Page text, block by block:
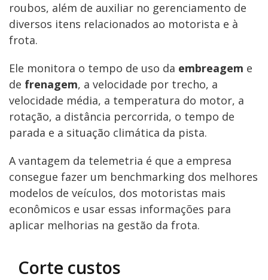
roubos, além de auxiliar no gerenciamento de
diversos itens relacionados ao motorista e à
frota.
Ele monitora o tempo de uso da embreagem e
de frenagem, a velocidade por trecho, a
velocidade média, a temperatura do motor, a
rotação, a distância percorrida, o tempo de
parada e a situação climática da pista.
A vantagem da telemetria é que a empresa
consegue fazer um benchmarking dos melhores
modelos de veículos, dos motoristas mais
econômicos e usar essas informações para
aplicar melhorias na gestão da frota.
Corte custos